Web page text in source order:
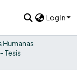
Log In
Humanas
Tesis